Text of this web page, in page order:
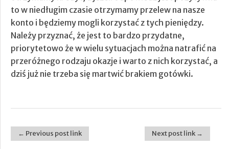
to w niedługim czasie otrzymamy przelew na nasze
konto i będziemy mogli korzystać z tych pieniędzy.
Należy przyznać, że jest to bardzo przydatne,
priorytetowo że w wielu sytuacjach można natrafić na
przeróżnego rodzaju okazje i warto z nich korzystać, a
dziś już nie trzeba się martwić brakiem gotówki.
Post navigation
← Previous post link Next post link →